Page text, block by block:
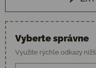
Vyberte správne
Využite rýchle odkazy